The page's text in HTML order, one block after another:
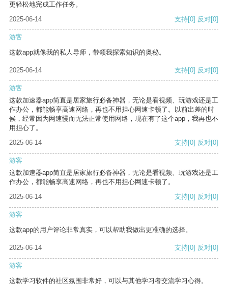
更轻松地完成工作任务。
2025-06-14
支持[0] 反对[0]
游客
这款app就像我的私人导师，带领我探索知识的奥秘。
2025-06-14 支持[0] 反对[0]
游客
这款加速器app简直是居家旅行必备神器，无论是看视频、玩游戏还是工
作办公，都能畅享高速网络，再也不用担心网速卡顿了。以前出差的时
候，经常因为网速慢而无法正常使用网络，现在有了这个app，我再也不
用担心了。
2025-06-14
支持[0] 反对[0]
游客
这款加速器app简直是居家旅行必备神器，无论是看视频、玩游戏还是工
作办公，都能畅享高速网络，再也不用担心网速卡顿了。
2025-06-14
支持[0] 反对[0]
游客
这款app的用户评论非常真实，可以帮助我做出更准确的选择。
2025-06-14 支持[0] 反对[0]
游客
这款学习软件的社区氛围非常好，可以与其他学习者交流学习心得。